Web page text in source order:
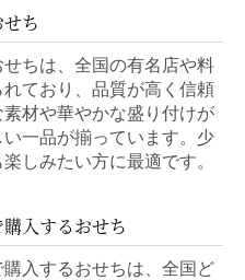
ち
ちは、全国の有名店や料
ており、品質が高く信頼
材や華やかな盛り付けが
一品が揃っています。少
しみたい方に最適です。
入するおせち
入するおせちは、全国ど